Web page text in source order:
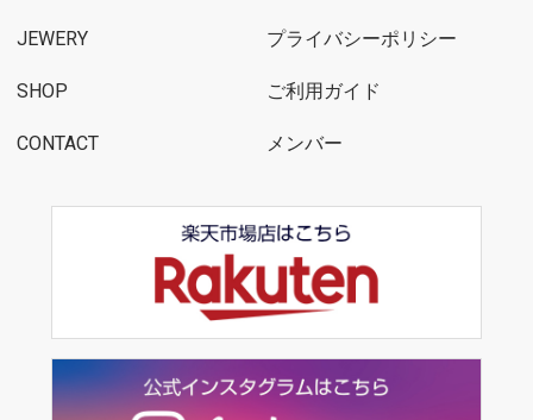
JEWERY
SHOP
CONTACT
プライバシーポリシー
ご利用ガイド
メンバー